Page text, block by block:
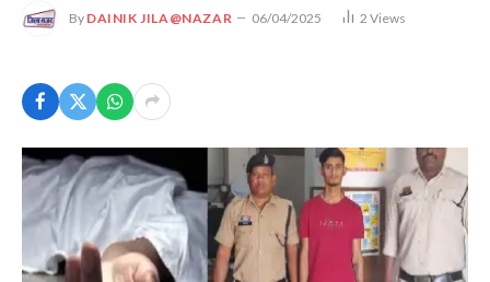
By DAINIK JILA@NAZAR 06/04/2025 2Views